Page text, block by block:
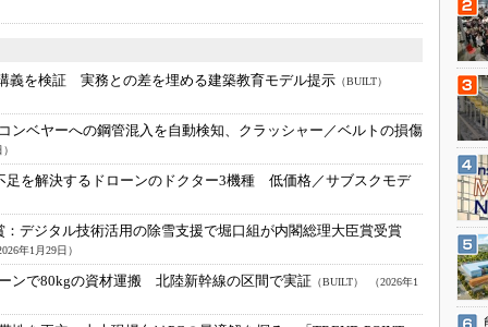
義を検証 実務との差を埋める建築教育モデル提示 （BUILT）
ンベヤーへの鋼管混入を自動検知、クラッシャー／ベルトの損傷
足を解決するドローンのドクター3機種 低価格／サブスクモデ
デジタル技術活用の除雪支援で堀口組が内閣総理大臣賞受賞
年1月29日）
ンで80kgの資材運搬 北陸新幹線の区間で実証 （BUILT） （2026年1